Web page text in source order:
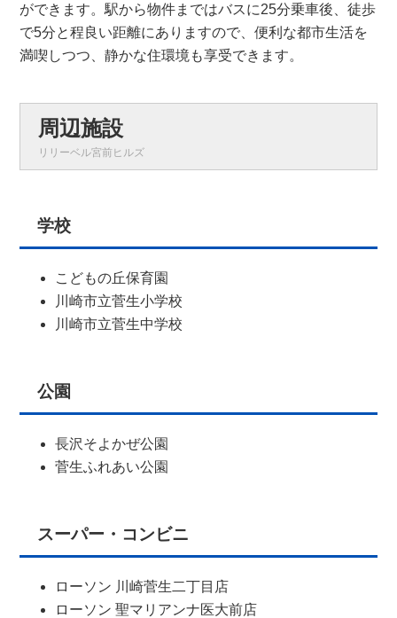
ができます。駅から物件まではバスに25分乗車後、徒歩
で5分と程良い距離にありますので、便利な都市生活を
満喫しつつ、静かな住環境も享受できます。
周辺施設
リリーベル宮前ヒルズ
学校
こどもの丘保育園
川崎市立菅生小学校
川崎市立菅生中学校
公園
長沢そよかぜ公園
菅生ふれあい公園
スーパー・コンビニ
ローソン 川崎菅生二丁目店
ローソン 聖マリアンナ医大前店